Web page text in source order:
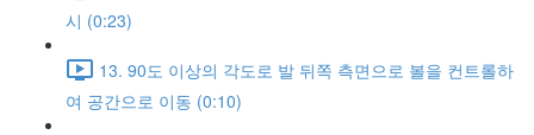
시 (0:23)
13. 90도 이상의 각도로 발 뒤쪽 측면으로 볼을 컨트롤하
여 공간으로 이동 (0:10)